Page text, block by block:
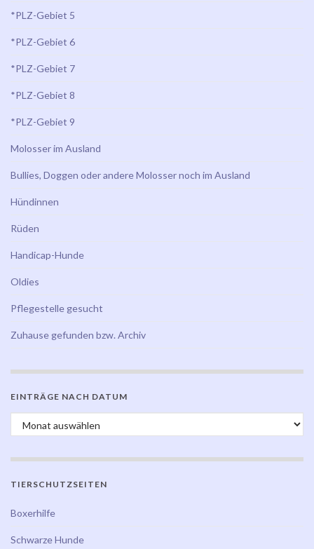
*PLZ-Gebiet 5
*PLZ-Gebiet 6
*PLZ-Gebiet 7
*PLZ-Gebiet 8
*PLZ-Gebiet 9
Molosser im Ausland
Bullies, Doggen oder andere Molosser noch im Ausland
Hündinnen
Rüden
Handicap-Hunde
Oldies
Pflegestelle gesucht
Zuhause gefunden bzw. Archiv
EINTRÄGE NACH DATUM
Einträge nach Datum
TIERSCHUTZSEITEN
Boxerhilfe
Schwarze Hunde